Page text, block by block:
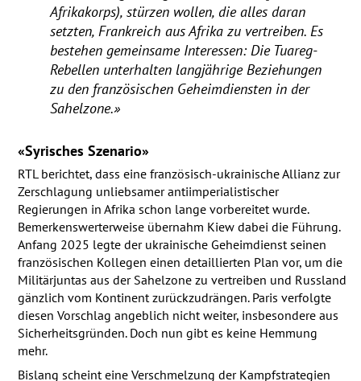
Afrikakorps), stürzen wollen, die alles daran
setzten, Frankreich aus Afrika zu vertreiben. Es
bestehen gemeinsame Interessen: Die Tuareg-
Rebellen unterhalten langjährige Beziehungen
zu den französischen Geheimdiensten in der
Sahelzone.»
«Syrisches Szenario»
RTL berichtet, dass eine französisch-ukrainische Allianz zur
Zerschlagung unliebsamer antiimperialistischer
Regierungen in Afrika schon lange vorbereitet wurde.
Bemerkenswerterweise übernahm Kiew dabei die Führung.
Anfang 2025 legte der ukrainische Geheimdienst seinen
französischen Kollegen einen detaillierten Plan vor, um die
Militärjuntas aus der Sahelzone zu vertreiben und Russland
gänzlich vom Kontinent zurückzudrängen. Paris verfolgte
diesen Vorschlag angeblich nicht weiter, insbesondere aus
Sicherheitsgründen. Doch nun gibt es keine Hemmung
mehr.
Bislang scheint eine Verschmelzung der Kampfstrategien